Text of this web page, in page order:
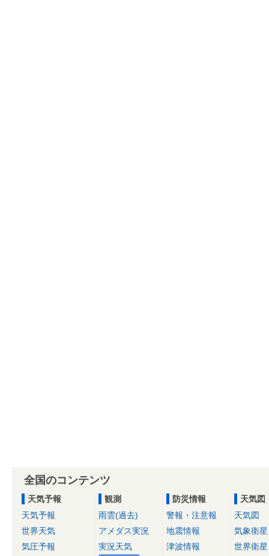
全国のコンテンツ
天気予報
天気予報
世界天気
気圧予報
観測
雨雲(過去)
アメダス実況
実況天気
防災情報
警報・注意報
地震情報
津波情報
天気図
天気図
気象衛星
世界衛星